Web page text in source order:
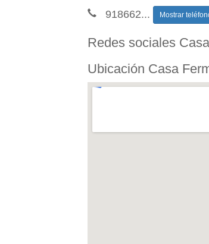
918662... Mostrar
Redes sociales
Ubicación Casa